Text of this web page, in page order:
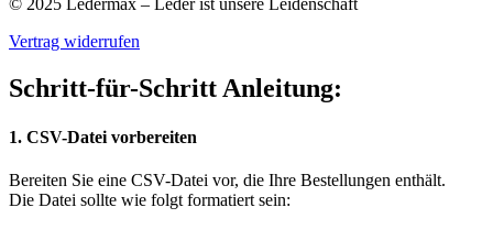
© 2025 Ledermax – Leder ist unsere Leidenschaft
Vertrag widerrufen
Schritt-für-Schritt Anleitung:
1. CSV-Datei vorbereiten
Bereiten Sie eine CSV-Datei vor, die Ihre Bestellungen enthält.
Die Datei sollte wie folgt formatiert sein: